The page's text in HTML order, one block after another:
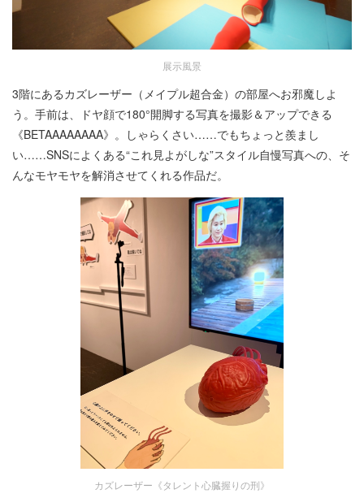
展示風景
3階にあるカズレーザー（メイプル超合金）の部屋へお邪魔しよ
う。手前は、ドヤ顔で180°開脚する写真を撮影＆アップできる
《BETAAAAAAAA》。しゃらくさい……でもちょっと羨まし
い……SNSによくある“これ見よがしな”スタイル自慢写真への、そ
んなモヤモヤを解消させてくれる作品だ。
カズレーザー《タレント心臓握りの刑》